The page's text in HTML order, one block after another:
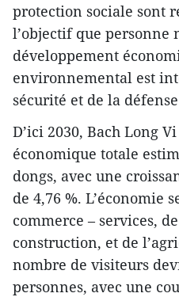
protection sociale sont
l’objectif que personne
développement
environnemental est
sécurité et de la
D’ici 2030, Bach Long
économique totale
dongs, avec une
de 4,76 %. L’économie
commerce – services,
construction, et de
nombre de visiteurs
personnes, avec une